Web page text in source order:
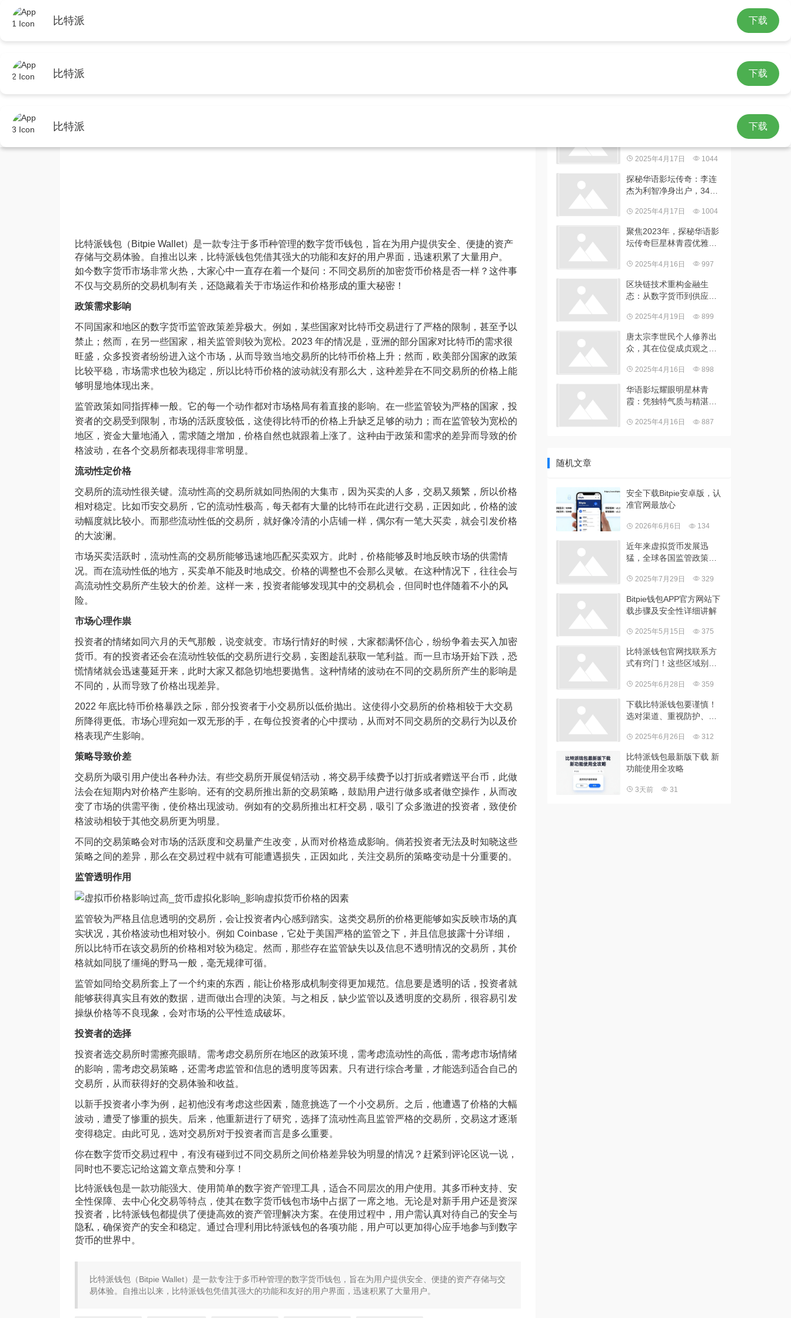
比特派 下载
比特派 下载
比特派 下载
比特派钱包
比特派钱包（Bitpie Wallet）是一款专注于多币种管理的数字货币钱包，旨在为用户提供安全、便捷的资产
存储与交易体验。自推出以来，比特派钱包凭借其强大的功能和友好的用户界面，迅速积累了大量用户。
如今数字货币市场非常火热，大家心中一直存在着一个疑问：不同交易所的加密货币价格是否一样？这件事
不仅与交易所的交易机制有关，还隐藏着关于市场运作和价格形成的重大秘密！
政策需求影响
不同国家和地区的数字货币监管政策差异极大。例如，某些国家对比特币交易进行了严格的限制，甚至予以
禁止；然而，在另一些国家，相关监管则较为宽松。2023 年的情况是，亚洲的部分国家对比特币的需求很
旺盛，众多投资者纷纷进入这个市场，从而导致当地交易所的比特币价格上升；然而，欧美部分国家的政策
比较平稳，市场需求也较为稳定，所以比特币价格的波动就没有那么大，这种差异在不同交易所的价格上能
够明显地体现出来。
监管政策如同指挥棒一般。它的每一个动作都对市场格局有着直接的影响。在一些监管较为严格的国家，投
资者的交易受到限制，市场的活跃度较低，这使得比特币的价格上升缺乏足够的动力；而在监管较为宽松的
地区，资金大量地涌入，需求随之增加，价格自然也就跟着上涨了。这种由于政策和需求的差异而导致的价
格波动，在各个交易所都表现得非常明显。
流动性定价格
交易所的流动性很关键。流动性高的交易所就如同热闹的大集市，因为买卖的人多，交易又频繁，所以价格
相对稳定。比如币安交易所，它的流动性极高，每天都有大量的比特币在此进行交易，正因如此，价格的波
动幅度就比较小。而那些流动性低的交易所，就好像冷清的小店铺一样，偶尔有一笔大买卖，就会引发价格
的大波澜。
市场买卖活跃时，流动性高的交易所能够迅速地匹配买卖双方。此时，价格能够及时地反映市场的供需情
况。而在流动性低的地方，买卖单不能及时地成交。价格的调整也不会那么灵敏。在这种情况下，往往会与
高流动性交易所产生较大的价差。这样一来，投资者能够发现其中的交易机会，但同时也伴随着不小的风
险。
市场心理作祟
投资者的情绪如同六月的天气那般，说变就变。市场行情好的时候，大家都满怀信心，纷纷争着去买入加密
货币。有的投资者还会在流动性较低的交易所进行交易，妄图趁乱获取一笔利益。而一旦市场开始下跌，恐
慌情绪就会迅速蔓延开来，此时大家又都急切地想要抛售。这种情绪的波动在不同的交易所所产生的影响是
不同的，从而导致了价格出现差异。
2022 年底比特币价格暴跌之际，部分投资者于小交易所以低价抛出。这使得小交易所的价格相较于大交易
所降得更低。市场心理宛如一双无形的手，在每位投资者的心中摆动，从而对不同交易所的交易行为以及价
格表现产生影响。
策略导致价差
交易所为吸引用户使出各种办法。有些交易所开展促销活动，将交易手续费予以打折或者赠送平台币，此做
法会在短期内对价格产生影响。还有的交易所推出新的交易策略，鼓励用户进行做多或者做空操作，从而改
变了市场的供需平衡，使价格出现波动。例如有的交易所推出杠杆交易，吸引了众多激进的投资者，致使价
格波动相较于其他交易所更为明显。
不同的交易策略会对市场的活跃度和交易量产生改变，从而对价格造成影响。倘若投资者无法及时知晓这些
策略之间的差异，那么在交易过程中就有可能遭遇损失，正因如此，关注交易所的策略变动是十分重要的。
监管透明作用
监管较为严格且信息透明的交易所，会让投资者内心感到踏实。这类交易所的价格更能够如实反映市场的真
实状况，其价格波动也相对较小。例如 Coinbase，它处于美国严格的监管之下，并且信息披露十分详细，
所以比特币在该交易所的价格相对较为稳定。然而，那些存在监管缺失以及信息不透明情况的交易所，其价
格就如同脱了缰绳的野马一般，毫无规律可循。
监管如同给交易所套上了一个约束的东西，能让价格形成机制变得更加规范。信息要是透明的话，投资者就
能够获得真实且有效的数据，进而做出合理的决策。与之相反，缺少监管以及透明度的交易所，很容易引发
操纵价格等不良现象，会对市场的公平性造成破坏。
投资者的选择
投资者选交易所时需擦亮眼睛。需考虑交易所所在地区的政策环境，需考虑流动性的高低，需考虑市场情绪
的影响，需考虑交易策略，还需考虑监管和信息的透明度等因素。只有进行综合考量，才能选到适合自己的
交易所，从而获得好的交易体验和收益。
以新手投资者小李为例，起初他没有考虑这些因素，随意挑选了一个小交易所。之后，他遭遇了价格的大幅
波动，遭受了惨重的损失。后来，他重新进行了研究，选择了流动性高且监管严格的交易所，交易这才逐渐
变得稳定。由此可见，选对交易所对于投资者而言是多么重要。
你在数字货币交易过程中，有没有碰到过不同交易所之间价格差异较为明显的情况？赶紧到评论区说一说，
同时也不要忘记给这篇文章点赞和分享！
比特派钱包是一款功能强大、使用简单的数字资产管理工具，适合不同层次的用户使用。其多币种支持、安
全性保障、去中心化交易等特点，使其在数字货币钱包市场中占据了一席之地。无论是对新手用户还是资深
投资者，比特派钱包都提供了便捷高效的资产管理解决方案。在使用过程中，用户需认真对待自己的安全与
隐私，确保资产的安全和稳定。通过合理利用比特派钱包的各项功能，用户可以更加得心应手地参与到数字
货币的世界中。
比特派钱包（Bitpie Wallet）是一款专注于多币种管理的数字货币钱包，旨在为用户提供安全、便捷的资产存储与交
易体验。自推出以来，比特派钱包凭借其强大的功能和友好的用户界面，迅速积累了大量用户。
约定及何鸿燊青睐背后真
相揭秘
2025年4月17日 1044
探秘华语影坛传奇：李连
杰为利智净身出户，34年
2025年4月17日 1004
聚焦2023年，探秘华语影
坛传奇巨星林青霞优雅演
2025年4月16日 997
区块链技术重构金融生
态：从数字货币到供应链
2025年4月19日 899
唐太宗李世民个人修养出
众，其在位促成贞观之治
2025年4月16日 898
华语影坛耀眼明星林青
霞：凭独特气质与精湛演
2025年4月16日 887
随机文章
安全下载Bitpie安卓版，认
准官网最放心
2026年6月6日 134
近年来虚拟货币发展迅
猛，全球各国监管政策差
2025年7月29日 329
Bitpie钱包APP官方网站下
载步骤及安全性详细讲解
2025年5月15日 375
比特派钱包官网找联系方
式有窍门！这些区域别错
2025年6月28日 359
下载比特派钱包要谨慎！
选对渠道、重视防护、核
2025年6月26日 312
比特派钱包最新版下载 新
功能使用全攻略
3天前 31